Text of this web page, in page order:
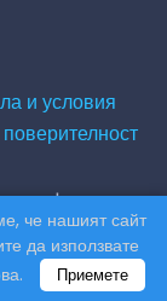
и условия
|
цена! |
че нашият сайт
да използвате
Приемете